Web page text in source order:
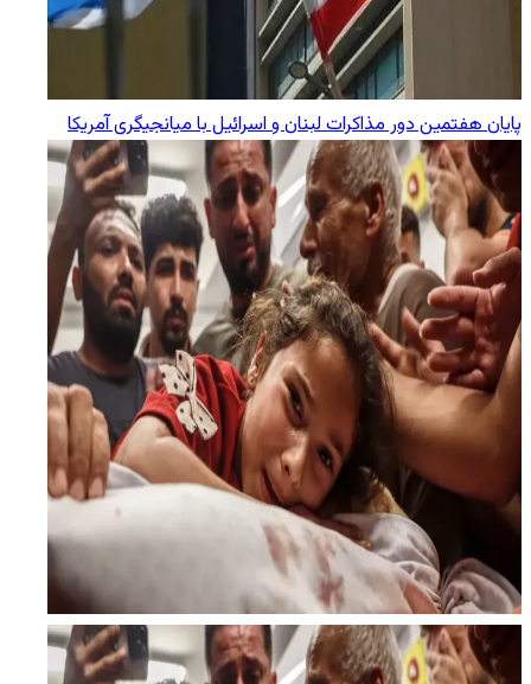
پایان هفتمین دور مذاکرات لبنان و اسرائیل با میانجیگری آمریکا